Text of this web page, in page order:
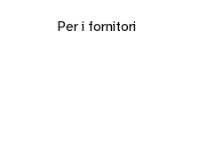
Per i fornitori